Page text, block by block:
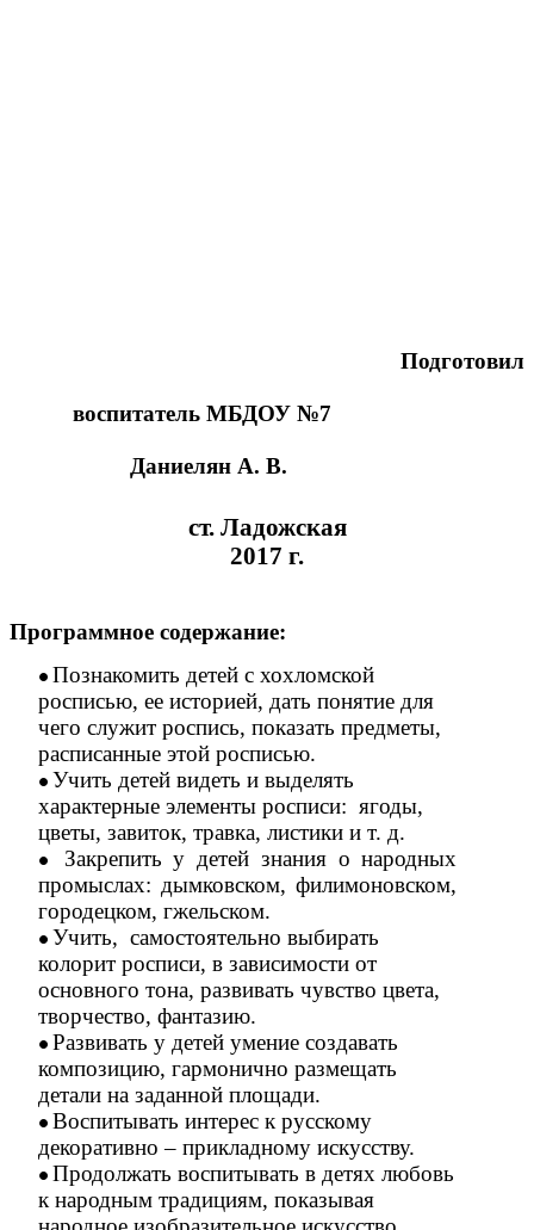
Подготовил
воспитатель МБДОУ №7
Даниелян А. В.
ст. Ладожская
2017 г.
Программное содержание:
Познакомить детей с хохломской
росписью, ее историей, дать понятие для
чего служит роспись, показать предметы,
расписанные этой росписью.
Учить детей видеть и выделять
характерные элементы росписи: ягоды,
цветы, завиток, травка, листики и т. д.
Закрепить у детей знания о народных
промыслах: дымковском, филимоновском,
городецком, гжельском.
Учить, самостоятельно выбирать
колорит росписи, в зависимости от
основного тона, развивать чувство цвета,
творчество, фантазию.
Развивать у детей умение создавать
композицию, гармонично размещать
детали на заданной площади.
Воспитывать интерес к русскому
декоративно – прикладному искусству.
Продолжать воспитывать в детях любовь
к народным традициям, показывая